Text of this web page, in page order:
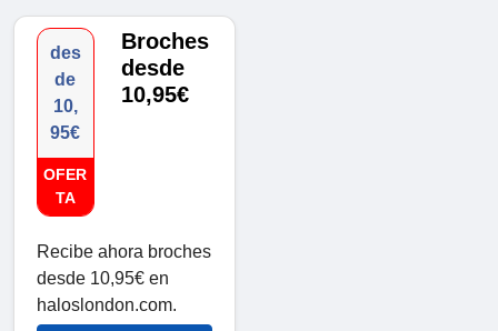
des
de
10,
95€
OFER
TA
Broches
desde
10,95€
Recibe ahora broches
desde 10,95€ en
haloslondon.com.